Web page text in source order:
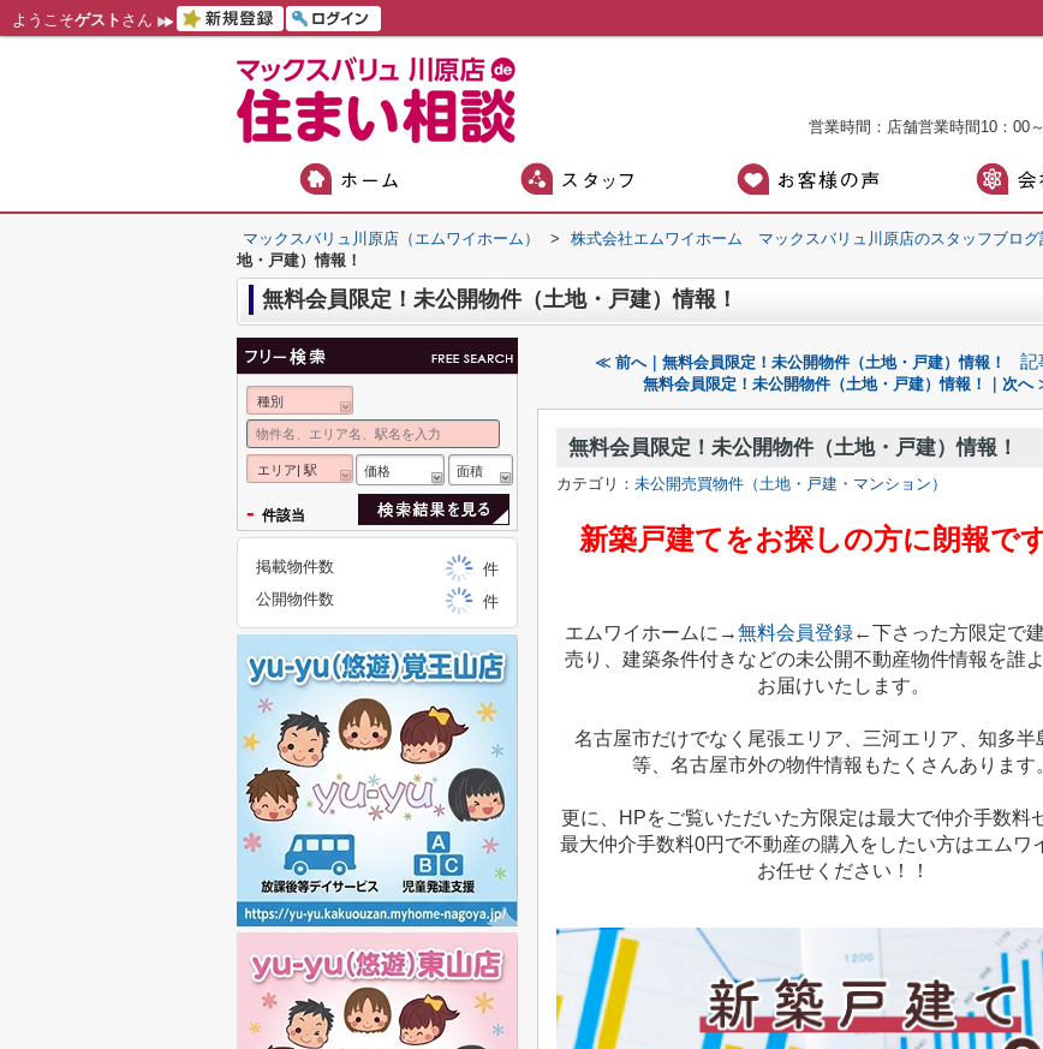
ようこそゲスト さん
営業時間：店舗営業時間10：00
マックスバリュ川原店（エムワイホーム） > 株式会社エムワイホーム マックスバリュ川原店のスタッフブログ
地・戸建）情報！
無料会員限定！未公開物件（土地・戸建）情報！
≪ 前へ｜無料会員限定！未公開物件（土地・戸建）情報！ 記
無料会員限定！未公開物件（土地・戸建）情報！｜次
無料会員限定！未公開物件（土地・戸建）情報！
カテゴリ： 未公開売買物件（土地・戸建・マンション）
新築戸建てをお探しの方に朗報で
エムワイホームに→無料会員登録←下さった方限定で
売り、建築条件付きなどの未公開不動産物件情報を誰
お届けいたします。
名古屋市だけでなく尾張エリア、三河エリア、知多半
等、名古屋市外の物件情報もたくさんあります
更に、HPをご覧いただいた方限定は最大で仲介手数料
最大仲介手数料0円で不動産の購入をしたい方はエムワ
お任せください！！
種別
エリア| 駅 価格 面積
- 件該当
掲載物件数
件
公開物件数
件